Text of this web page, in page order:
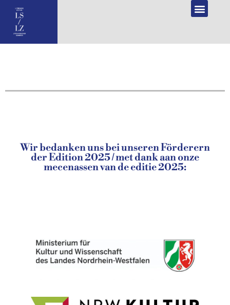
DE
Wir bedanken uns bei unseren Förderern
der Edition 2025 / met dank aan onze
mecenassen van de editie 2025: